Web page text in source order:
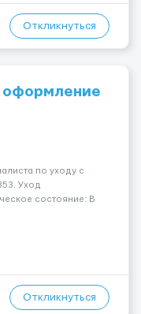
Откликнуться
по уходу с
Уход
состояние: В
прокидається, не
Откликнуться